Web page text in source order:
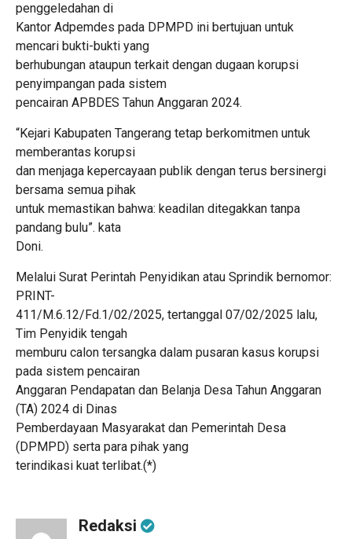
penggeledahan di
Kantor Adpemdes pada DPMPD ini bertujuan untuk
mencari bukti-bukti yang
berhubungan ataupun terkait dengan dugaan korupsi
penyimpangan pada sistem
pencairan APBDES Tahun Anggaran 2024.
“Kejari Kabupaten Tangerang tetap berkomitmen untuk
memberantas korupsi
dan menjaga kepercayaan publik dengan terus bersinergi
bersama semua pihak
untuk memastikan bahwa: keadilan ditegakkan tanpa
pandang bulu”. kata
Doni.
Melalui Surat Perintah Penyidikan atau Sprindik bernomor:
PRINT-
411/M.6.12/Fd.1/02/2025, tertanggal 07/02/2025 lalu,
Tim Penyidik tengah
memburu calon tersangka dalam pusaran kasus korupsi
pada sistem pencairan
Anggaran Pendapatan dan Belanja Desa Tahun Anggaran
(TA) 2024 di Dinas
Pemberdayaan Masyarakat dan Pemerintah Desa
(DPMPD) serta para pihak yang
terindikasi kuat terlibat.(*)
Redaksi